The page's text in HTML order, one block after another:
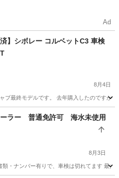
Ad
済】シボレー コルベットC3 車検
8月4日
ブ最終モデルです。 去年購入したのですが
コルベット
ラー 普通免許可 海水未使用
8月3日
・ナンバー有りで、車検は切れてます 最